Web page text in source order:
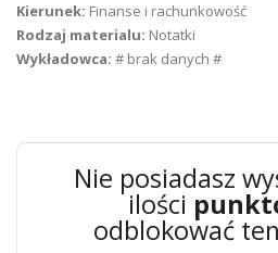
Kierunek: Finanse i rachunkowość
Rodzaj materialu: Notatki
Wykładowca: # brak danych #
Nie posiadasz
ilości
odblokować